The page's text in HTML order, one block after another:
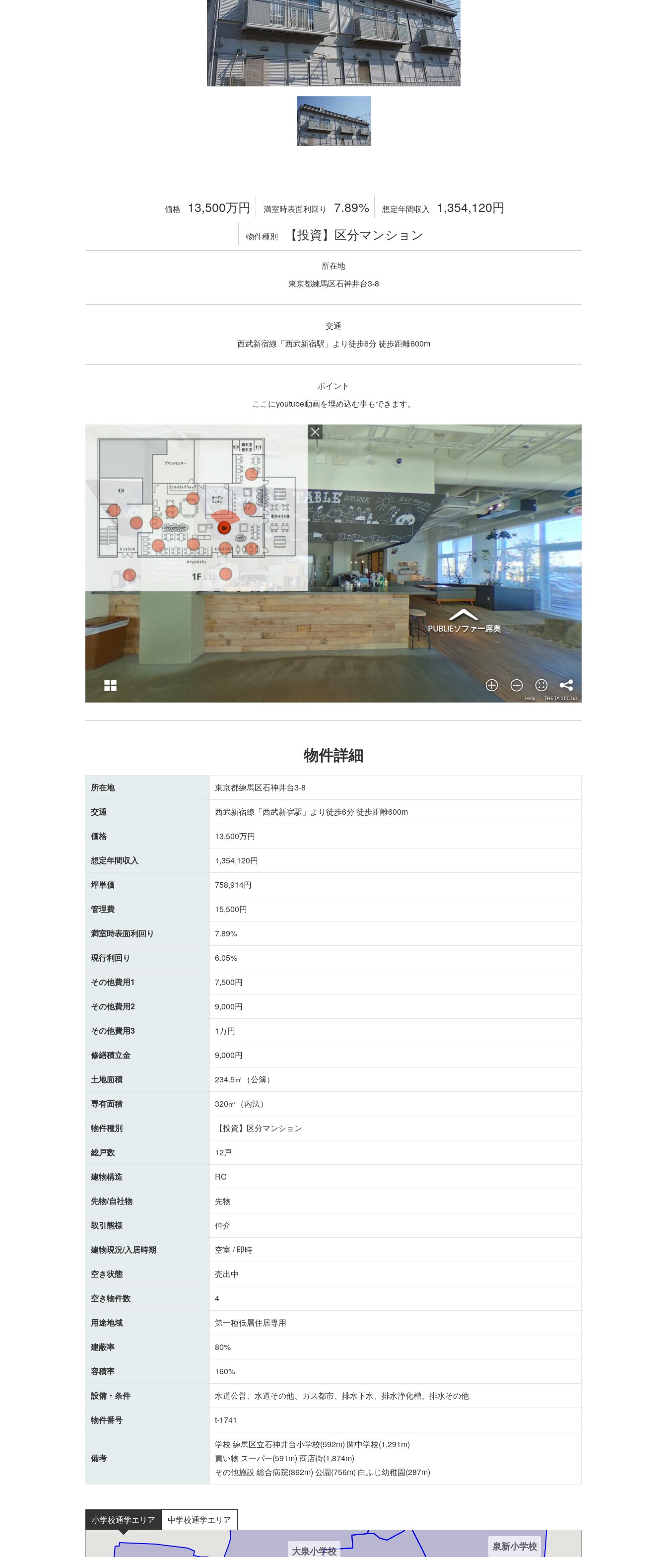
価格 13,500万円 満室時表面利回り 7.89% 想定年間収入 1,354,120円
物件種別 【投資】区分マンション
所在地
東京都練馬区石神井台3-8
交通
西武新宿線「西武新宿駅」より徒歩6分 徒歩距離600m
ポイント
ここにyoutube動画を埋め込む事もできます。
物件詳細
所在地 東京都練馬区石神井台3-8
交通 西武新宿線「西武新宿駅」より徒歩6分 徒歩距離600m
価格 13,500万円
想定年間収入 1,354,120円
坪単価 758,914円
管理費 15,500円
満室時表面利回り 7.89%
現行利回り 6.05%
その他費用1 7,500円
その他費用2 9,000円
その他費用3 1万円
修繕積立金 9,000円
土地面積 234.5㎡（公簿）
専有面積 320㎡（内法）
物件種別 【投資】区分マンション
総戸数 12戸
建物構造 RC
先物/自社物 先物
取引態様 仲介
建物現況/入居時期 空室 / 即時
空き状態 売出中
空き物件数 4
用途地域 第一種低層住居専用
建蔽率 80%
容積率 160%
設備・条件 水道公営、水道その他、ガス都市、排水下水、排水浄化槽、排水その他
物件番号 t-1741
備考
学校 練馬区立石神井台小学校(592m) 関中学校(1,291m)
買い物 スーパー(591m) 商店街(1,874m)
その他施設 総合病院(862m) 公園(756m) 白ふじ幼稚園(287m)
小学校通学エリア 中学校通学エリア
大泉第三小学校
泉新小学校
大泉小学校